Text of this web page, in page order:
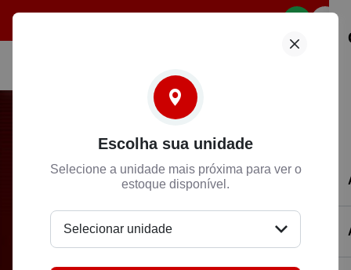
Escolha sua unidade
Selecione a unidade mais próxima para ver o
estoque disponível.
Selecionar unidade